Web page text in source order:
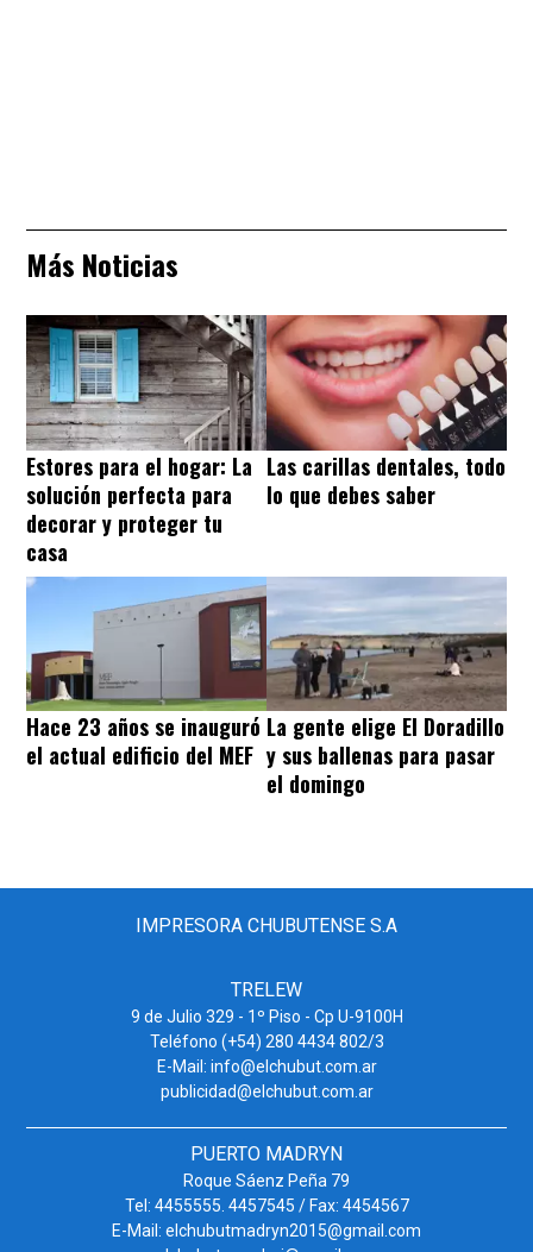
Más Noticias
Estores para el hogar: La
solución perfecta para
decorar y proteger tu
casa
Las carillas dentales, todo
lo que debes saber
Hace 23 años se inauguró
el actual edificio del MEF
La gente elige El Doradillo
y sus ballenas para pasar
el domingo
IMPRESORA CHUBUTENSE S.A
TRELEW
9 de Julio 329 - 1º Piso - Cp U-9100H
Teléfono (+54) 280 4434 802/3
E-Mail: info@elchubut.com.ar
publicidad@elchubut.com.ar
PUERTO MADRYN
Roque Sáenz Peña 79
Tel: 4455555. 4457545 / Fax: 4454567
E-Mail: elchubutmadryn2015@gmail.com